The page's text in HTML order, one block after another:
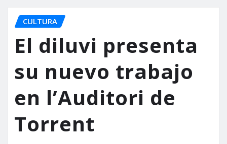
CULTURA
El diluvi presenta
su nuevo trabajo
en l’Auditori de
Torrent